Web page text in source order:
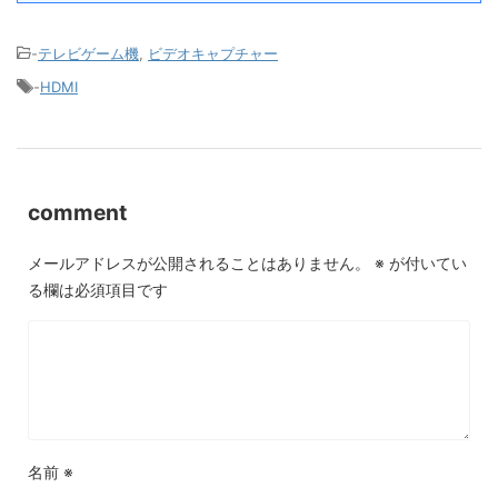
-テレビゲーム機
ビデオキャプチャー
-HDMI
comment
メールアドレスが公開されることはありません。 ※ が付いてい
る欄は必須項目です
名前 ※